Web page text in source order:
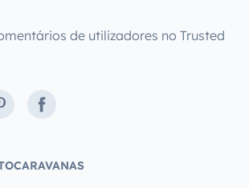
de utilizadores no Trusted
Facebook